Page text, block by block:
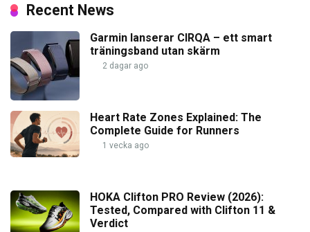
Recent News
Garmin lanserar CIRQA – ett smart
träningsband utan skärm
2 dagar ago
Heart Rate Zones Explained: The
Complete Guide for Runners
1 vecka ago
HOKA Clifton PRO Review (2026):
Tested, Compared with Clifton 11 &
Verdict